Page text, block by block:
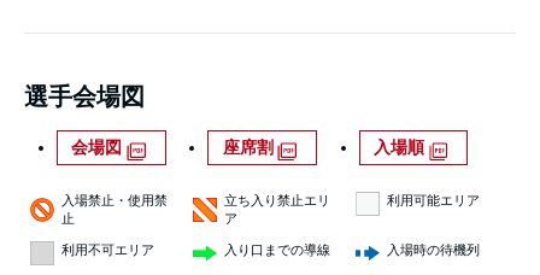
選手会場図
会場図 座席割 入場順
入場禁止・使用禁
止
立ち入り禁止エリ
ア
利用可能エリア
利用不可エリア 入り口までの導線 入場時の待機列